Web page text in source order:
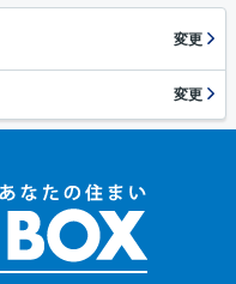
変更
変更